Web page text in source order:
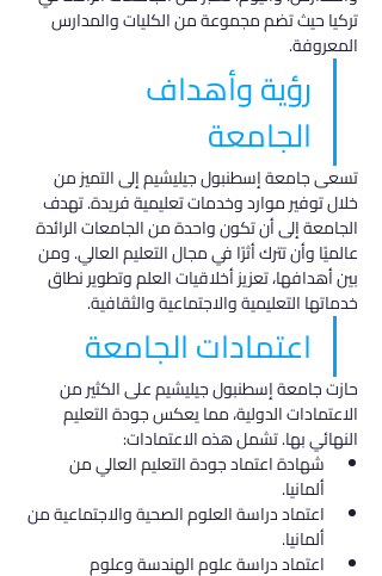
تركيا حيث تضم مجموعة من الكليات والمدارس
المعروفة.
رؤية وأهداف
الجامعة
تسعى جامعة إسطنبول جيليشيم إلى التميز من
خلال توفير موارد وخدمات تعليمية فريدة. تهدف
الجامعة إلى أن تكون واحدة من الجامعات الرائدة
عالميًا وأن تترك أثرًا في مجال التعليم العالي. ومن
بين أهدافها، تعزيز أخلاقيات العلم وتطوير نطاق
خدماتها التعليمية والاجتماعية والثقافية.
اعتمادات الجامعة
حازت جامعة إسطنبول جيليشيم على الكثير من
الاعتمادات الدولية، مما يعكس جودة التعليم
النهائي بها. تشمل هذه الاعتمادات:
شهادة اعتماد جودة التعليم العالي من
ألمانيا.
اعتماد دراسة العلوم الصحية والاجتماعية من
ألمانيا.
اعتماد دراسة علوم الهندسة وعلوم